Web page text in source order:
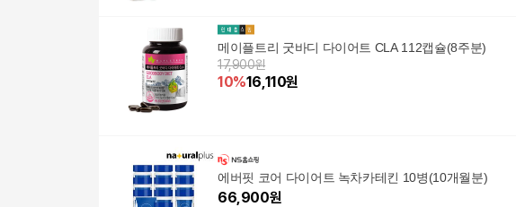
메이플트리 굿바디 다이어트 CLA 112캡슐(8주분)
17,900원
10%16,110원
에버핏 코어 다이어트 녹차카테킨 10병(10개월분)
66,900원